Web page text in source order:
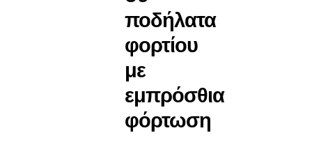
ποδήλατα
φορτίου
με
εμπρόσθια
φόρτωση